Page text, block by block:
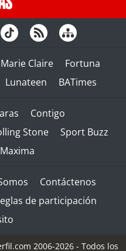
Marie Claire
Fortuna
Lunateen BATimes
Contigo
Stone
Sport Buzz
Maxima
Contáctenos
de participación
2006-2026 - Todos los